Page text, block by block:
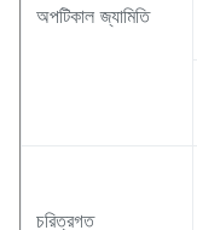
অপটিকাল জ্যামিতি
চরিত্রগত